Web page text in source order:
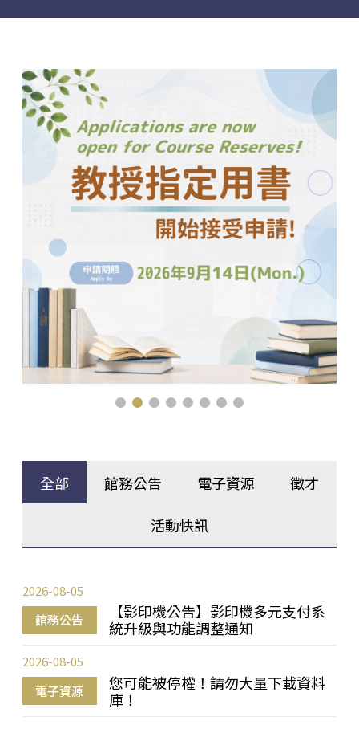
全部 館務公告 電子資源 徵才
活動快訊
館務公告
【影印機公告】影印機多元支付系
統升級與功能調整通知
2026-08-05
電子資源
您可能被停權！請勿大量下載資料
庫！
2026-08-05